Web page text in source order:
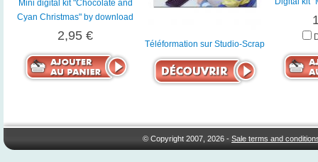
Mini digital kit "Chocolate and
Cyan Christmas" by download
2,95 €
Téléformation sur Studio-Scrap
© Copyright 2007, 2026 -Sale terms and